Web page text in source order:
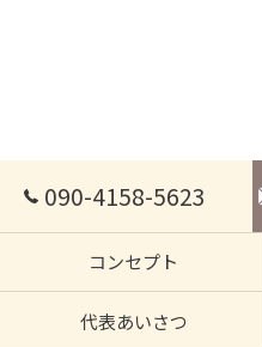
090-4158-5623
コンセプト
代表あいさつ